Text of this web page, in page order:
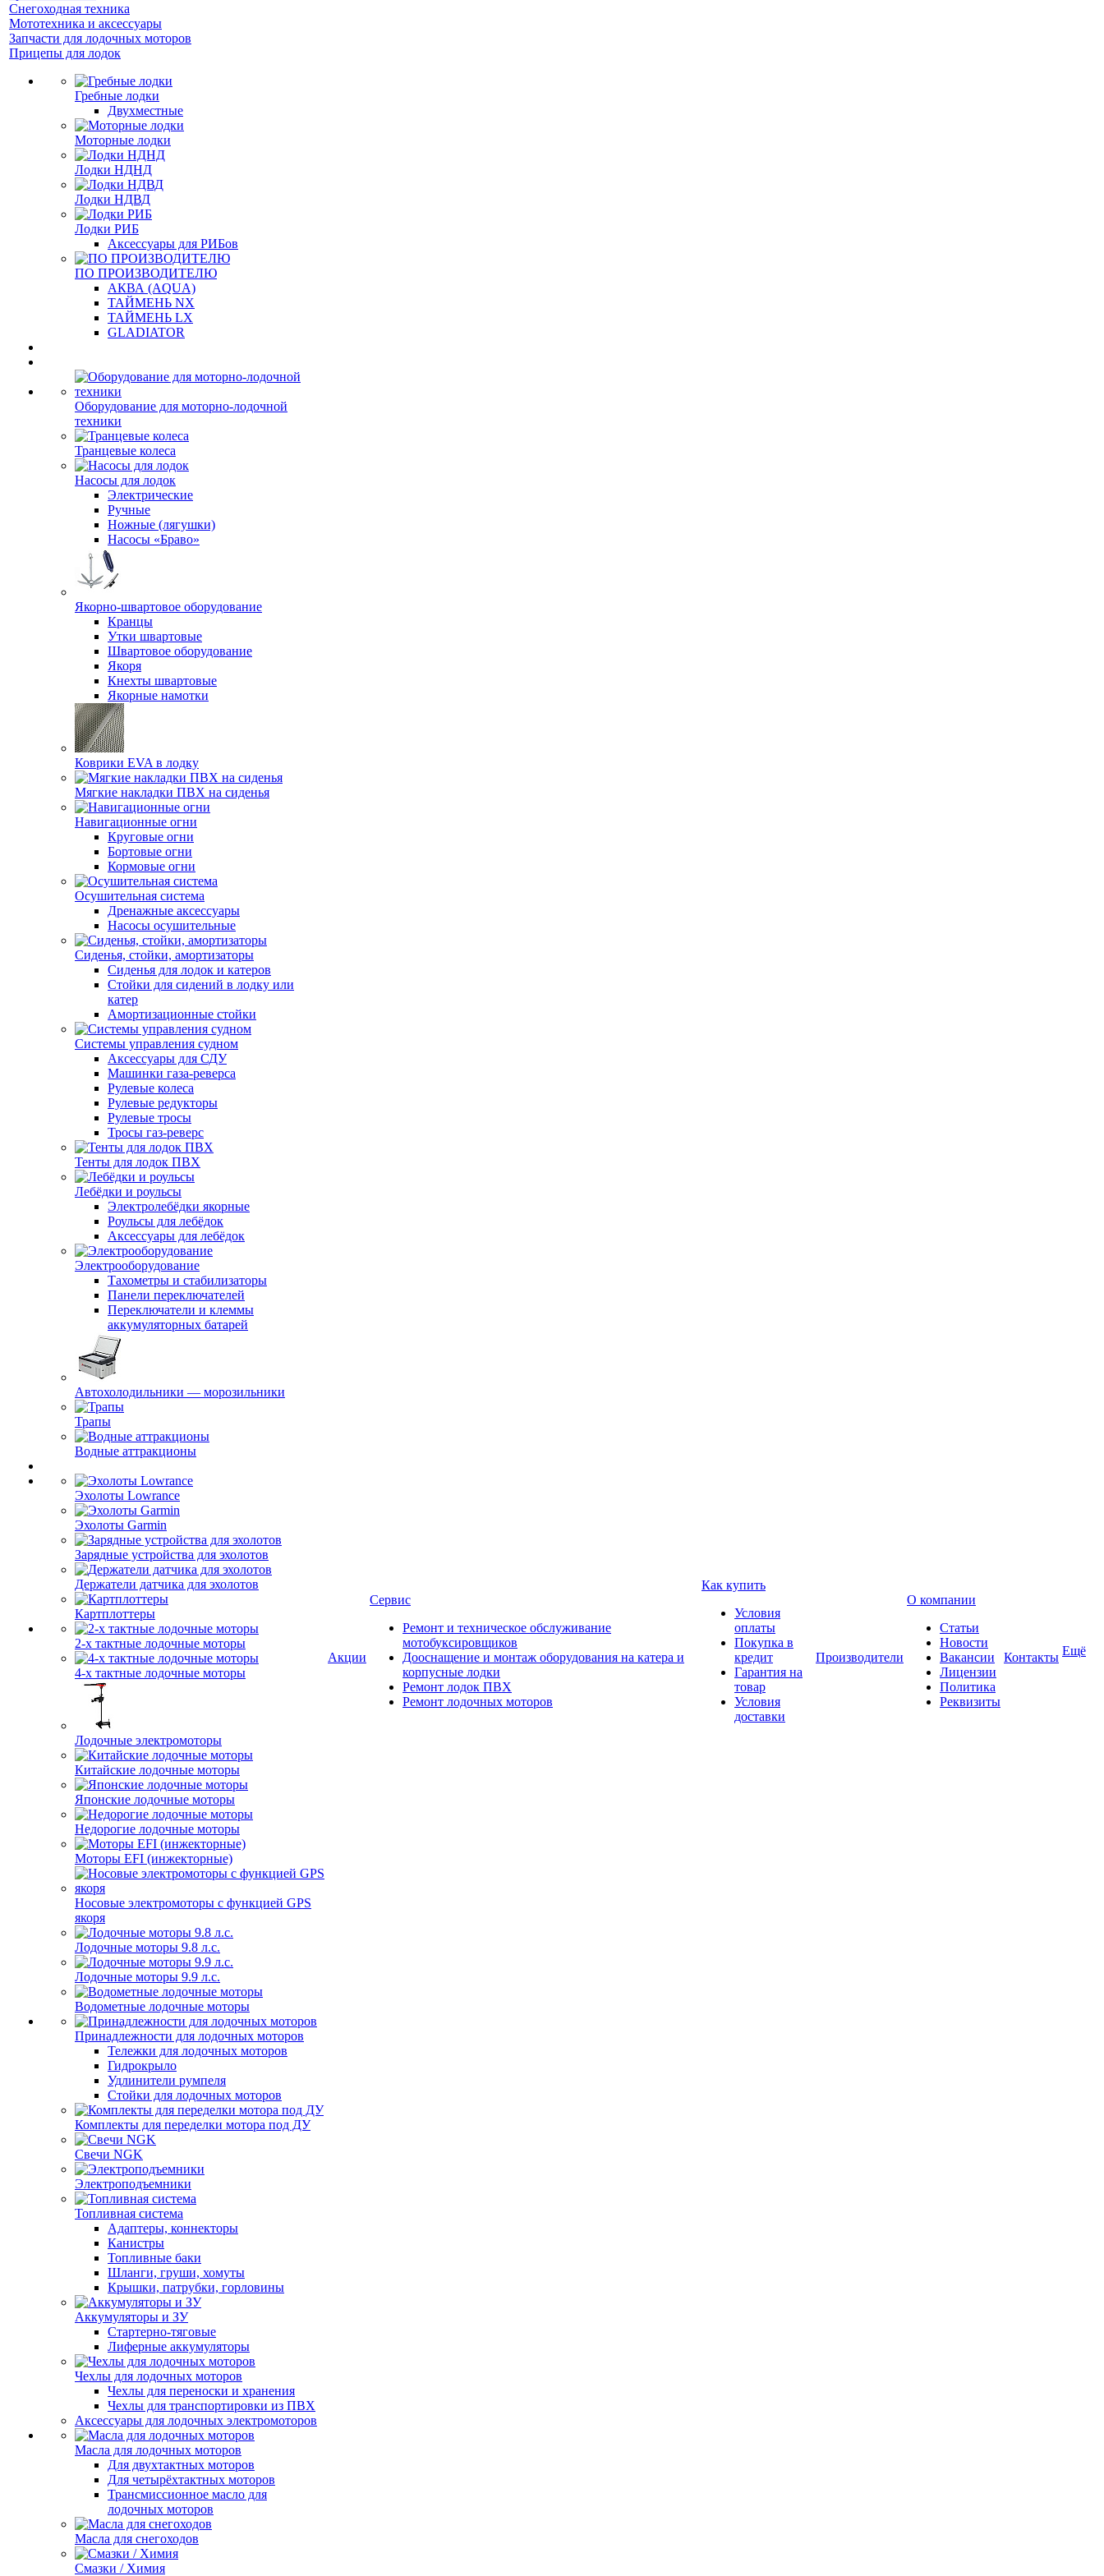
Снегоходная техника
Мототехника и аксессуары
Запчасти для лодочных моторов
Прицепы для лодок
Гребные лодки
Двухместные
Моторные лодки
Лодки НДНД
Лодки НДВД
Лодки РИБ
Аксессуары для РИБов
ПО ПРОИЗВОДИТЕЛЮ
АКВА (AQUA)
ТАЙМЕНЬ NX
ТАЙМЕНЬ LX
GLADIATOR
Оборудование для моторно-лодочной
техники
Транцевые колеса
Насосы для лодок
Электрические
Ручные
Ножные (лягушки)
Насосы «Браво»
Якорно-швартовое оборудование
Кранцы
Утки швартовые
Швартовое оборудование
Якоря
Кнехты швартовые
Якорные намотки
Коврики EVA в лодку
Мягкие накладки ПВХ на сиденья
Навигационные огни
Круговые огни
Бортовые огни
Кормовые огни
Осушительная система
Дренажные аксессуары
Насосы осушительные
Сиденья, стойки, амортизаторы
Сиденья для лодок и катеров
Стойки для сидений в лодку или
катер
Амортизационные стойки
Системы управления судном
Аксессуары для СДУ
Машинки газа-реверса
Рулевые колеса
Рулевые редукторы
Рулевые тросы
Тросы газ-реверс
Тенты для лодок ПВХ
Лебёдки и роульсы
Электролебёдки якорные
Роульсы для лебёдок
Аксессуары для лебёдок
Электрооборудование
Тахометры и стабилизаторы
Панели переключателей
Переключатели и клеммы
аккумуляторных батарей
Автохолодильники — морозильники
Трапы
Водные аттракционы
Эхолоты Lowrance
Эхолоты Garmin
Зарядные устройства для эхолотов
Держатели датчика для эхолотов
Картплоттеры
2-х тактные лодочные моторы
4-х тактные лодочные моторы
Лодочные электромоторы
Китайские лодочные моторы
Японские лодочные моторы
Недорогие лодочные моторы
Моторы EFI (инжекторные)
Носовые электромоторы с функцией GPS
якоря
Лодочные моторы 9.8 л.с.
Лодочные моторы 9.9 л.с.
Водометные лодочные моторы
Принадлежности для лодочных моторов
Тележки для лодочных моторов
Гидрокрыло
Удлинители румпеля
Стойки для лодочных моторов
Комплекты для переделки мотора под ДУ
Свечи NGK
Электроподъемники
Топливная система
Адаптеры, коннекторы
Канистры
Топливные баки
Шланги, груши, хомуты
Крышки, патрубки, горловины
Аккумуляторы и ЗУ
Стартерно-тяговые
Лиферные аккумуляторы
Чехлы для лодочных моторов
Чехлы для переноски и хранения
Чехлы для транспортировки из ПВХ
Аксессуары для лодочных электромоторов
Масла для лодочных моторов
Для двухтактных моторов
Для четырёхтактных моторов
Трансмиссионное масло для
лодочных моторов
Масла для снегоходов
Смазки / Химия
Акции
Сервис
Ремонт и техническое обслуживание
мотобуксировщиков
Дооснащение и монтаж оборудования на катера и
корпусные лодки
Ремонт лодок ПВХ
Ремонт лодочных моторов
Как купить
Условия
оплаты
Покупка в
кредит
Гарантия на
товар
Условия
доставки
Производители
О компании
Статьи
Новости
Вакансии
Лицензии
Политика
Реквизиты
Контакты Ещё